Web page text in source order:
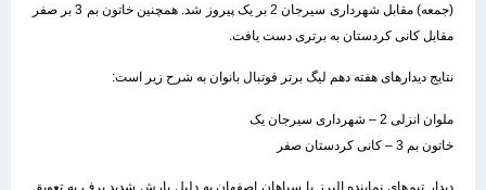
(جمعه) مقابل شهرداری سیرجان 2 بر یک پیروز شد. همچنین خاتون بم 3 بر صفر
مقابل کانی کردستان به برتری دست یافت.
نتایج دیدارهای هفته دهم لیگ برتر فوتبال بانوان به شرح زیر است:
ملوان انزلی 2 – شهرداری سیرجان یک
خاتون بم 3 – کانی کردستان صفر
دیدار تیم‌های نماینده البرز با سپاهان اصفهان به دلیل بارش شدید برف به تعویق